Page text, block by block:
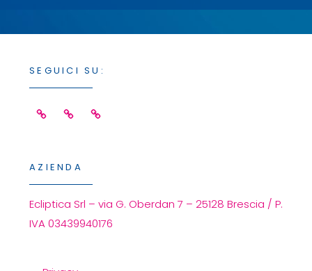
SEGUICI SU:
FacebookLinkedinInstagram
AZIENDA
Ecliptica Srl – via G. Oberdan 7 – 25128 Brescia / P.
IVA 03439940176